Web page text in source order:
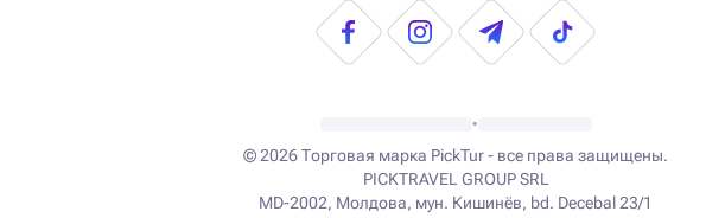
•
© 2026Торговая марка PickTur - все права защищены.
PICKTRAVEL GROUP SRL
MD-2002, Молдова, мун. Кишинёв, bd. Decebal 23/1